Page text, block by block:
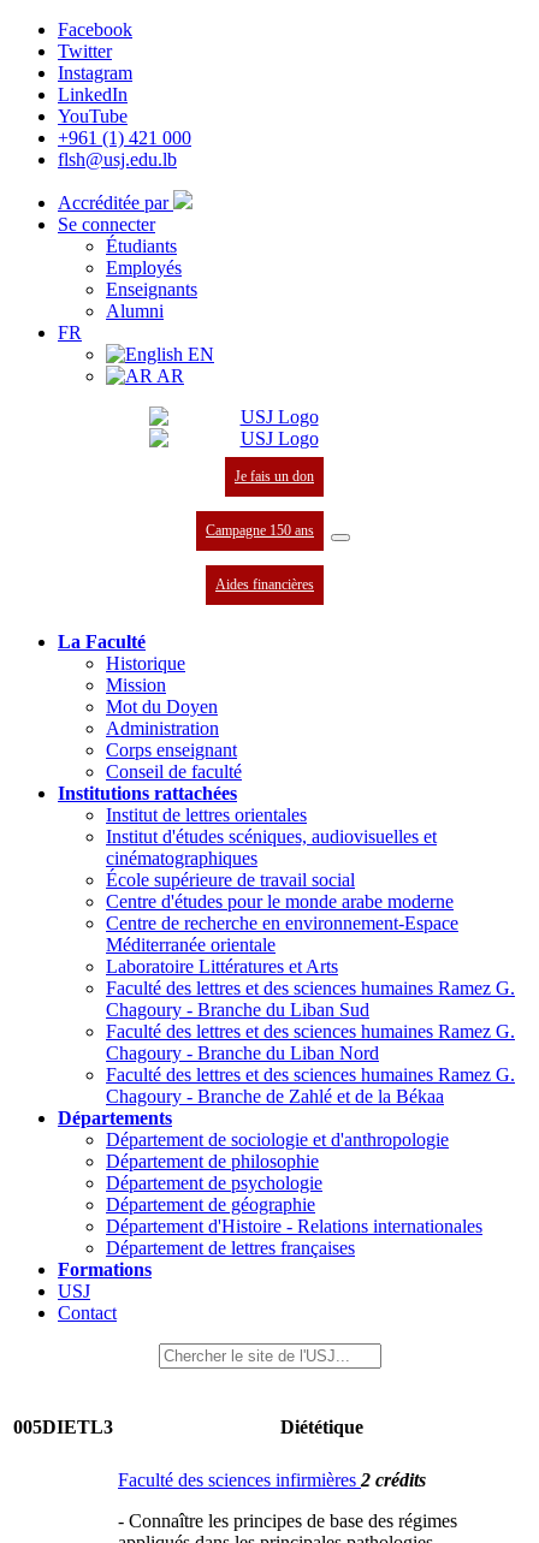
Facebook
Twitter
Instagram
LinkedIn
YouTube
+961 (1) 421 000
flsh@usj.edu.lb
Accréditée par
Se connecter
Étudiants
Employés
Enseignants
Alumni
FR
EN
AR
Je fais un don
Campagne 150 ans
Aides financières
La Faculté
Historique
Mission
Mot du Doyen
Administration
Corps enseignant
Conseil de faculté
Institutions rattachées
Institut de lettres orientales
Institut d'études scéniques, audiovisuelles et
cinématographiques
École supérieure de travail social
Centre d'études pour le monde arabe moderne
Centre de recherche en environnement-Espace
Méditerranée orientale
Laboratoire Littératures et Arts
Faculté des lettres et des sciences humaines Ramez G.
Chagoury - Branche du Liban Sud
Faculté des lettres et des sciences humaines Ramez G.
Chagoury - Branche du Liban Nord
Faculté des lettres et des sciences humaines Ramez G.
Chagoury - Branche de Zahlé et de la Békaa
Départements
Département de sociologie et d'anthropologie
Département de philosophie
Département de psychologie
Département de géographie
Département d'Histoire - Relations internationales
Département de lettres françaises
Formations
USJ
Contact
005DIETL3 Diététique
Faculté des sciences infirmières 2 crédits
- Connaître les principes de base des régimes